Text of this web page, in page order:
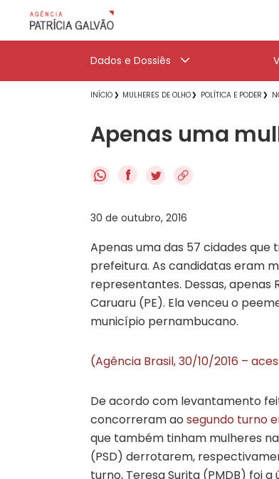
Dados e Dossiês
INÍCIO MULHERES DE OLHO POLÍTICA E PODER
Apenas uma
f
30 de outubro, 2016
Apenas uma das 57 cidades
prefeitura. As candidatas eram
representantes. Dessas, apenas
Caruaru (PE). Ela venceu o
município pernambucano.
(Agência Brasil, 30/10/2016 –
De acordo com levantamento
concorreram ao segundo turno
que também tinham mulheres
(PSD) derrotarem,
turno, Teresa Surita (PMDB) foi